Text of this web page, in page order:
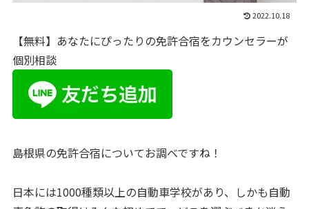
2022.10.18
【無料】あなたにぴったりの免許合宿をカウンセラーが
個別相談
島根県の免許合宿についてお調べですね！
日本には1000種類以上の自動車学校があり、しかも自動